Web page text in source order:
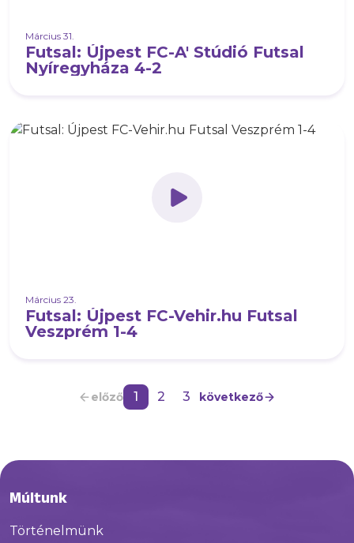
Március 31.
Futsal: Újpest FC-A' Stúdió Futsal
Nyíregyháza 4-2
Március 23.
Futsal: Újpest FC-Vehir.hu Futsal
Veszprém 1-4
előző 1 2 3 következő
Múltunk
Történelmünk